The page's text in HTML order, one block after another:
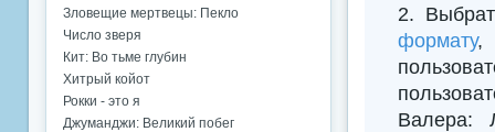
2.
формату,
Валера:
Зловещие мертвецы: Пекло
Число зверя
Кит: Во тьме глубин
Хитрый койот
Рокки - это я
Джуманджи: Великий побег